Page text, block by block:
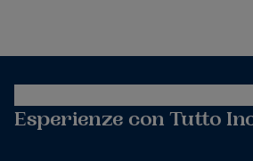
Esperienze con Tutto